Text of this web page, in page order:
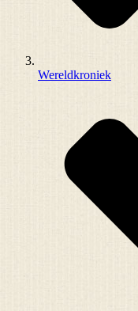
Wereldkroniek